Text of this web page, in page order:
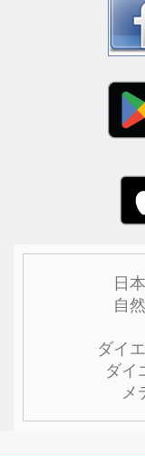
日
自
ダイ
ダイ
メ